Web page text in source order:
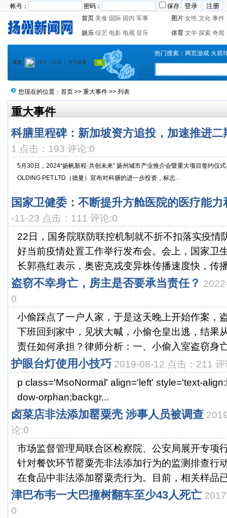
帐号： 密码：
保存
首页 美食 国际 国内 军事 图片 女性 文化 事件
娱乐 综艺 电影 电视 音乐 体育 文学 探索 奇闻
热门搜索： 网页游戏 火箭
您现在的位置： 首页 >> 重大事件 >> 列表
重大事件
科膳里程碑：新加坡资方追投，加速推进二
1 点击：193 评论:0
5月30日，2024“扬帆新程·共创未来” 扬州城市产业推介会暨重大项目签约仪
OLDING PET.LTD（德曼）宣布对科膳的进一步投资，标志...
国家卫健委：不断提升方舱医院的医疗能
-11-23 点击：111 评论:0
22日，国务院联防联控机制就不折不扣落实疫情
好当前疫情处置工作举行发布会。会上，国家卫
长郭燕红表示，奥密克戎变异株传播速度快，传
盗窃不幸身亡，房主是否要承当责任？
0
小偷踩点了一户人家，于是这天晚上开始作案，
下班回到家中，见状大喊，小偷仓皇出逃，结果
责任如何承担？律师分析：一、小偷入室盗窃身
护眼台灯使用小技巧 2019-08-12 点击：211 评
p class='MsoNormal' align='left' style='text-
dow-orphan;backgr...
卤菜店非法添加罂粟壳 涉事人员被调查
论:0
市场监督管理局联合区检察院、公安局展开专项
针对餐饮环节罂粟壳非法添加行为的监测排查行
在食品中非法添加罂粟壳行为。目前，相关样品
津巴布韦一大巴撞树翻车至少43人死亡
0